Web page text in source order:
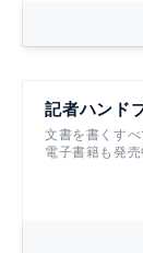
記者ハンド
文書を書くすべ
電子書籍も発売